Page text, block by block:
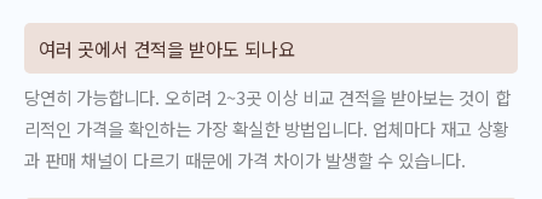
여러 곳에서 견적을 받아도 되나요
당연히 가능합니다. 오히려 2~3곳 이상 비교 견적을 받아보는 것이 합
리적인 가격을 확인하는 가장 확실한 방법입니다. 업체마다 재고 상황
과 판매 채널이 다르기 때문에 가격 차이가 발생할 수 있습니다.